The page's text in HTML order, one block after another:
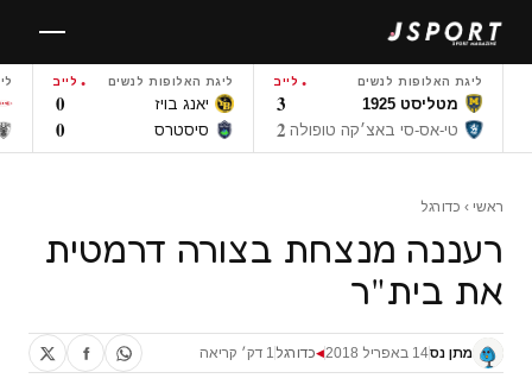
לתוכן
ליגת האלופות לנשים לייב
מטליסט 1925 3
טי-אס-סי באצ׳קה טופולה 2
ליגת האלופות לנשים לייב
יאנג בויז 0
סיסטרס 0
ראשי › כדורגל
רעננה מנצחת בצורה דרמטית
את בית"ר
מתן נס14 באפריל 2018 ◀כדורגל 1 דק׳ קריאה